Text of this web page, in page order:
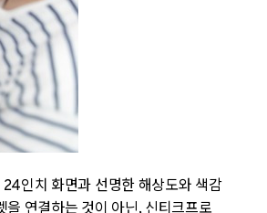
24인치 화면과 선명한 해상도와 색감
을 연결하는 것이 아닌, 신티크프로